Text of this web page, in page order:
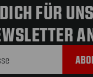
FÜR